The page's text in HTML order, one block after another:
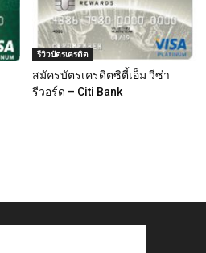
รีวิวบัตรเครดิต
สมัครบัตรเครดิตซิตี้เอ็ม วีซ่า
รีวอร์ด – Citi Bank